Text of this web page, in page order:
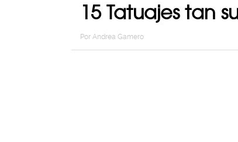
15 Tatuajes tan
Por Andrea Gamero